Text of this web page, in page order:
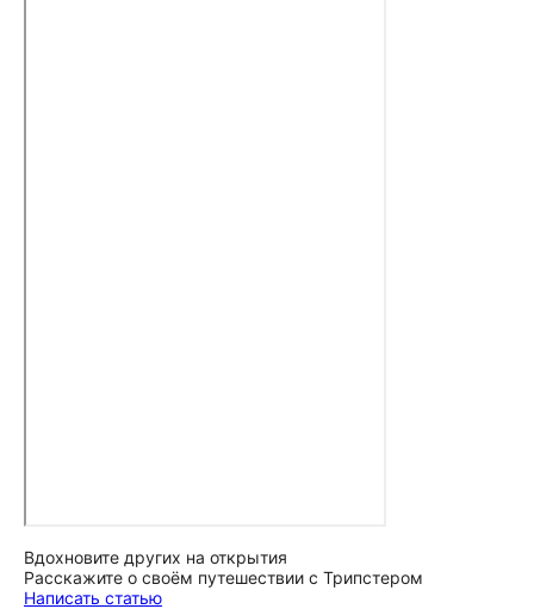
Вдохновите других на открытия
Расскажите о своём путешествии с Трипстером
Написать статью